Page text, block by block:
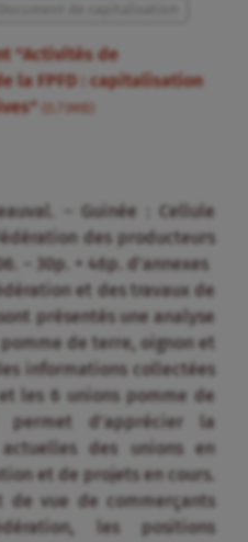
"Activités de
la FPFD : capitalisation
(0.73MB)
– Guinée : Cellule
des producteurs
– 30p. + 46p. d’annexes
et des travaux de
présentés une analyse
de terre, oignon et
informations collectées
les 6 unions pomme de
permet d’apprécier la
des unions en
et de projets en cours.
de vue de commerçants
les positions